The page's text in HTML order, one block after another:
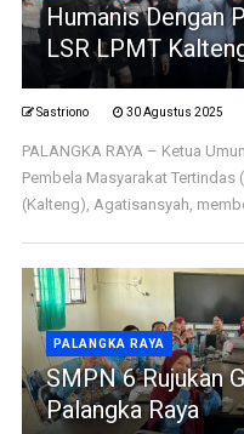
Humanis Dengan
LSR LPMT
Sastriono 30 Agustus 2025
PALANGKA RAYA – Ketua
Pembela Masyarakat Tertindas
(Kalteng), Agatisansyah,
PALANGKA RAYA
SMPN 6 Rujukan
Palangka Raya